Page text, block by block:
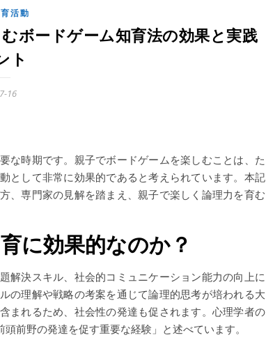
活動
ボードゲーム知育法の効果と実践
ト
16
な時期です。親子でボードゲームを楽しむことは、た
として非常に効果的であると考えられています。本記
、専門家の見解を踏まえ、親子で楽しく論理力を育む
に効果的なのか？
解決スキル、社会的コミュニケーション能力の向上に
の理解や戦略の考案を通じて論理的思考が培われる大
まれるため、社会性の発達も促されます。心理学者の
前野の発達を促す重要な経験」と述べています。